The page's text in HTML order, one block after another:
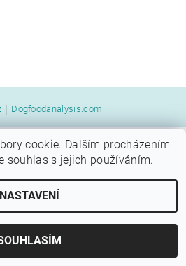
| Dogfoodanalysis.com
PES, všechna práva vyhrazena
Vytvořil Shoptet
cookie. Dalším procházením
souhlas s jejich používáním.
NASTAVENÍ